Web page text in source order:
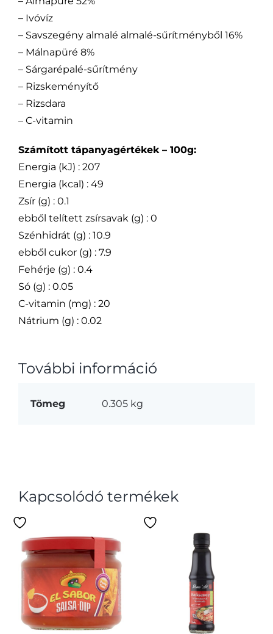
– Ivóvíz
– Savszegény almalé almalé-sűrítményből 16%
– Málnapüré 8%
– Sárgarépalé-sűrítmény
– Rizskeményítő
– Rizsdara
– C-vitamin
Számított tápanyagértékek – 100g:
Energia (kJ) : 207
Energia (kcal) : 49
Zsír (g) : 0.1
ebből telített zsírsavak (g) : 0
Szénhidrát (g) : 10.9
ebből cukor (g) : 7.9
Fehérje (g) : 0.4
Só (g) : 0.05
C-vitamin (mg) : 20
Nátrium (g) : 0.02
További információ
Tömeg 0.305 kg
Kapcsolódó termékek